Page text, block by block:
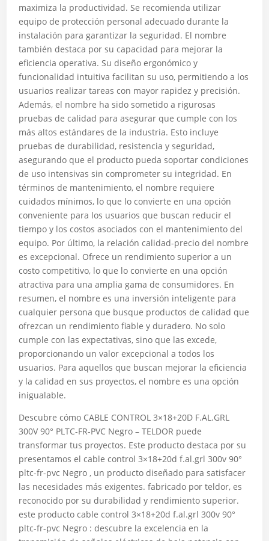
maximiza la productividad. Se recomienda utilizar
equipo de protección personal adecuado durante la
instalación para garantizar la seguridad. El nombre
también destaca por su capacidad para mejorar la
eficiencia operativa. Su diseño ergonómico y
funcionalidad intuitiva facilitan su uso, permitiendo a los
usuarios realizar tareas con mayor rapidez y precisión.
Además, el nombre ha sido sometido a rigurosas
pruebas de calidad para asegurar que cumple con los
más altos estándares de la industria. Esto incluye
pruebas de durabilidad, resistencia y seguridad,
asegurando que el producto pueda soportar condiciones
de uso intensivas sin comprometer su integridad. En
términos de mantenimiento, el nombre requiere
cuidados mínimos, lo que lo convierte en una opción
conveniente para los usuarios que buscan reducir el
tiempo y los costos asociados con el mantenimiento del
equipo. Por último, la relación calidad-precio del nombre
es excepcional. Ofrece un rendimiento superior a un
costo competitivo, lo que lo convierte en una opción
atractiva para una amplia gama de consumidores. En
resumen, el nombre es una inversión inteligente para
cualquier persona que busque productos de calidad que
ofrezcan un rendimiento fiable y duradero. No solo
cumple con las expectativas, sino que las excede,
proporcionando un valor excepcional a todos los
usuarios. Para aquellos que buscan mejorar la eficiencia
y la calidad en sus proyectos, el nombre es una opción
inigualable.
Descubre cómo CABLE CONTROL 3×18+20D F.AL.GRL
300V 90° PLTC-FR-PVC Negro – TELDOR puede
transformar tus proyectos. Este producto destaca por su
presentamos el cable control 3×18+20d f.al.grl 300v 90°
pltc-fr-pvc Negro , un producto diseñado para satisfacer
las necesidades más exigentes. fabricado por teldor, es
reconocido por su durabilidad y rendimiento superior.
este producto cable control 3×18+20d f.al.grl 300v 90°
pltc-fr-pvc Negro : descubre la excelencia en la